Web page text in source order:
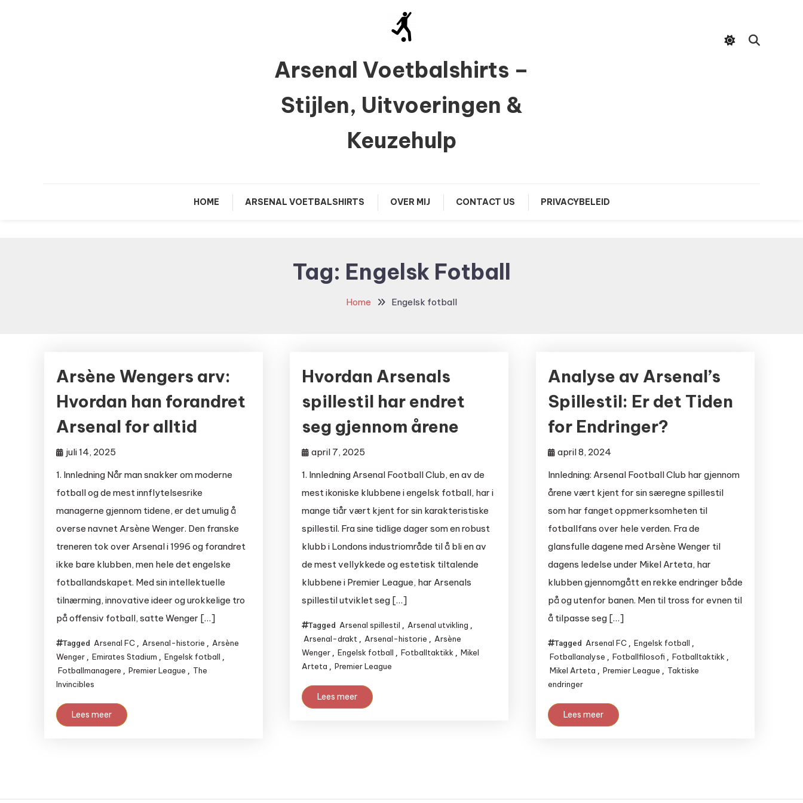
Arsenal Voetbalshirts –
Stijlen, Uitvoeringen &
Keuzehulp
HOME ARSENAL VOETBALSHIRTS OVER MIJ CONTACT US PRIVACYBELEID
Tag: Engelsk Fotball
Home Engelsk fotball
Arsène Wengers arv:
Hvordan han forandret
Arsenal for alltid
juli 14, 2025
1. Innledning Når man snakker om moderne
fotball og de mest innflytelsesrike
managerne gjennom tidene, er det umulig å
overse navnet Arsène Wenger. Den franske
treneren tok over Arsenal i 1996 og forandret
ikke bare klubben, men hele det engelske
fotballandskapet. Med sin intellektuelle
tilnærming, innovative ideer og urokkelige tro
på offensiv fotball, satte Wenger […]
Tagged Arsenal FC , Arsenal-historie , Arsène
Wenger , Emirates Stadium , Engelsk fotball ,
Fotballmanagere , Premier League , The
Invincibles
Lees meer
Hvordan Arsenals
spillestil har endret
seg gjennom årene
april 7, 2025
1. Innledning Arsenal Football Club, en av de
mest ikoniske klubbene i engelsk fotball, har i
mange tiår vært kjent for sin karakteristiske
spillestil. Fra sine tidlige dager som en robust
klubb i Londons industriområde til å bli en av
de mest vellykkede og estetisk tiltalende
klubbene i Premier League, har Arsenals
spillestil utviklet seg […]
Tagged Arsenal spillestil , Arsenal utvikling ,
Arsenal-drakt , Arsenal-historie , Arsène
Wenger , Engelsk fotball , Fotballtaktikk , Mikel
Arteta , Premier League
Lees meer
Analyse av Arsenal’s
Spillestil: Er det Tiden
for Endringer?
april 8, 2024
Innledning: Arsenal Football Club har gjennom
årene vært kjent for sin særegne spillestil
som har fanget oppmerksomheten til
fotballfans over hele verden. Fra de
glansfulle dagene med Arsène Wenger til
dagens ledelse under Mikel Arteta, har
klubben gjennomgått en rekke endringer både
på og utenfor banen. Men til tross for evnen til
å tilpasse seg […]
Tagged Arsenal FC , Engelsk fotball ,
Fotballanalyse , Fotballfilosofi , Fotballtaktikk ,
Mikel Arteta , Premier League , Taktiske
endringer
Lees meer